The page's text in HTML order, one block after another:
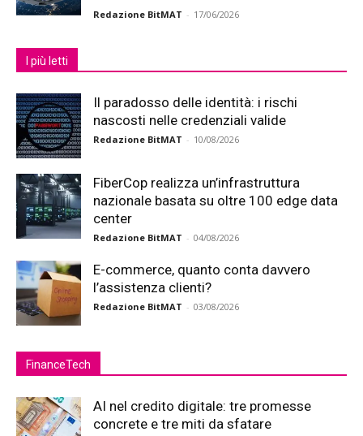
Redazione BitMAT - 17/06/2026
I più letti
Il paradosso delle identità: i rischi
nascosti nelle credenziali valide
Redazione BitMAT - 10/08/2026
FiberCop realizza un’infrastruttura
nazionale basata su oltre 100 edge data
center
Redazione BitMAT - 04/08/2026
E-commerce, quanto conta davvero
l’assistenza clienti?
Redazione BitMAT - 03/08/2026
FinanceTech
AI nel credito digitale: tre promesse
concrete e tre miti da sfatare